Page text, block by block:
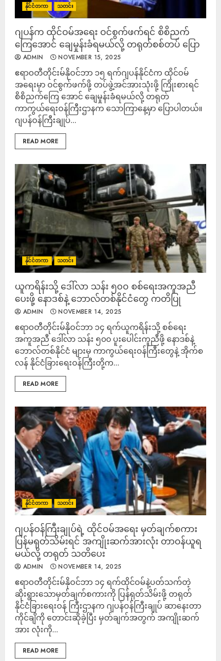
နိုင်ငံတကာ သတင်း
ဂျပန်က ထိုင်ဝမ်အရေး ဝင်စွက်ဖက်ရင် စိစိညက်
ကြေအောင် ချေမှုန်းခံရမယ်လို့ တရုတ်စစ်တပ် ပြော
ADMIN NOVEMBER 15, 2025
ဧရာဝတီတိုင်းမ်နိုဝင်ဘာ ၁၅ ရက်ဂျပန်နိုင်ငံက ထိုင်ဝမ်
အရေးမှာ ဝင်စွက်ဖက်ဖို့ တပ်ဖွဲ့အင်အားသုံးဖို့ ကြိုးစားရင်
စိစိညက်ကြေ အောင် ချေမှုန်းခံရမယ်လို့ တရုတ်
ကာကွယ်ရေးဝန်ကြီးဌာနက သောကြာနေ့မှာ ပြောပါတယ်။
ဂျပန်ဝန်ကြီးချုပ်...
READ MORE
နိုင်ငံတကာ သတင်း
ယူကရိန်းသို့ ဒေါ်လာ သန်း ၅၀၀ စစ်ရေးအကူအညီ
ပေးဖို့ နောဒစ်နဲ့ ဘောလ်တစ်နိုင်ငံတွေ ကတိပြု
ADMIN NOVEMBER 14, 2025
ဧရာဝတီတိုင်းမ်နိုဝင်ဘာ ၁၄ ရက်ယူကရိန်းသို့ စစ်ရေး
အကူအညီ ဒေါ်လာ သန်း ၅၀၀ ပူးပေါင်းကူညီဖို့ နောဒစ်နဲ့
ဘောလ်တစ်နိုင်ငံ များမှ ကာကွယ်ရေးဝန်ကြီးတွေနဲ့ အိုက်စ
လန် နိုင်ငံခြားရေးဝန်ကြီးတို့က...
READ MORE
နိုင်ငံတကာ သတင်း
ဂျပန်ဝန်ကြီးချုပ်ရဲ့ ထိုင်ဝမ်အရေး မှတ်ချက်စကား
ပြန်မရုတ်သိမ်းရင် အကျိုးဆက်အားလုံး တာဝန်ယူရ
မယ်လို့ တရုတ် သတိပေး
ADMIN NOVEMBER 14, 2025
ဧရာဝတီတိုင်းမ်နိုဝင်ဘာ ၁၄ ရက်ထိုင်ဝမ်နဲ့ပတ်သက်တဲ့
ဆိုးရွားသောမှတ်ချက်စကားကို ပြန်ရုတ်သိမ်းဖို့ တရုတ်
နိုင်ငံခြားရေးဝန် ကြီးဌာနက ဂျပန်ဝန်ကြီးချုပ် ဆာနေးတာ
ကိုင်ချိကို တောင်းဆိုခဲ့ပြီး မှတ်ချက်အတွက် အကျိုးဆက်
အား လုံးကို...
READ MORE